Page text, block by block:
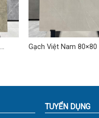
Gạch Việt Nam
TUYỂN DỤNG